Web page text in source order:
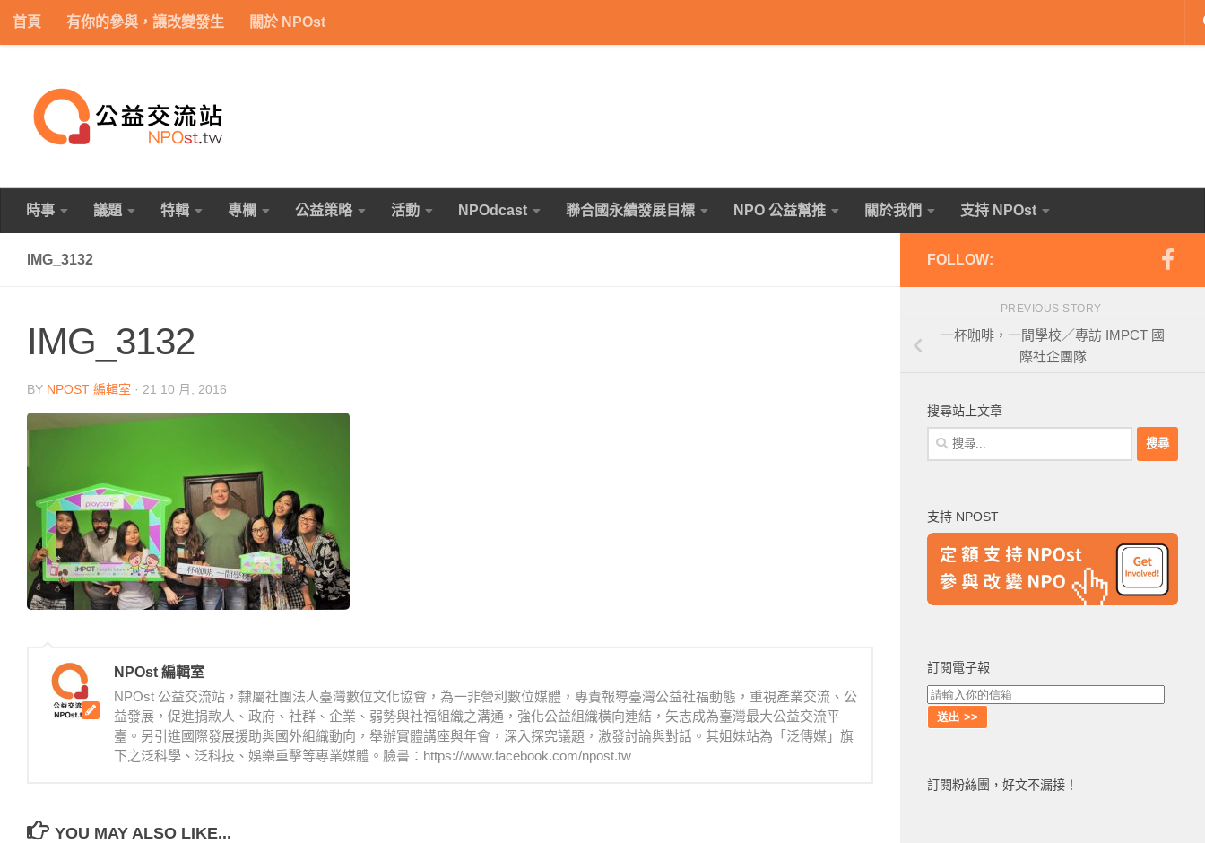
Skip to content
首頁 有你的參與，讓改變發生 關於 NPOst
時事 議題 特輯 專欄 公益策略 活動 NPOdcast 聯合國永續發展目標 NPO 公益幫推 關於我們 支持 NPOst
IMG_3132
IMG_3132
BY NPOST 編輯室 · 21 10 月, 2016
NPOst 編輯室
NPOst 公益交流站，隸屬社團法人臺灣數位文化協會，為一非營利數位媒體，專責報導臺灣公益社福動態，重視產業交流、公
益發展，促進捐款人、政府、社群、企業、弱勢與社福組織之溝通，強化公益組織橫向連結，矢志成為臺灣最大公益交流平
臺。另引進國際發展援助與國外組織動向，舉辦實體講座與年會，深入探究議題，激發討論與對話。其姐妹站為「泛傳媒」旗
下之泛科學、泛科技、娛樂重擊等專業媒體。臉書：https://www.facebook.com/npost.tw
YOU MAY ALSO LIKE...
FOLLOW:
PREVIOUS STORY
一杯咖啡，一間學校／專訪 IMPCT 國
際社企團隊
搜尋站上文章
搜
尋
字:
支持 NPOST
訂閱電子報
訂閱粉絲團，好文不漏接！